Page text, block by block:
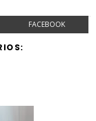
FACEBOOK